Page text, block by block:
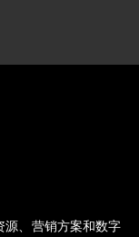
源、营销方案和数字